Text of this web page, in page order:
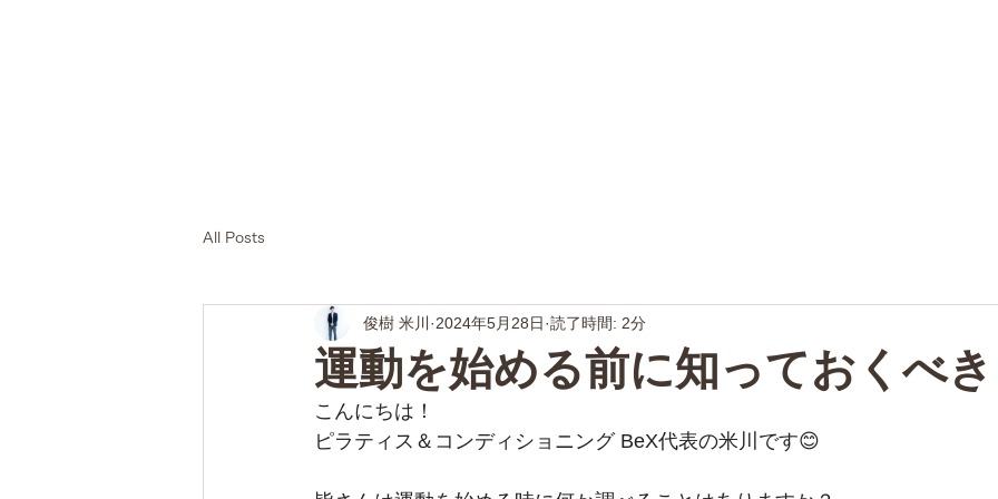
All Posts
運動を始める前に知っておくべ
俊樹 米川 2024年5月28日 読了時間: 2分
こんにちは！
ピラティス＆コンディショニング BeX代表の米川です😊